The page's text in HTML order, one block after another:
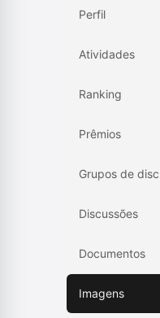
Perfil
Atividades
Ranking
Prêmios
Grupos de
Discussões
Documentos
Imagens